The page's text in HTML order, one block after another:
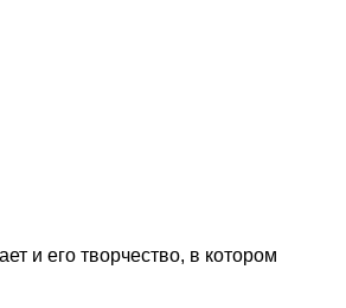
и его творчество, в котором